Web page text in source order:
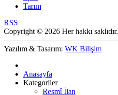
Tarım
RSS
Copyright © 2026 Her hakkı saklıdır.
Yazılım & Tasarım: WK Bilişim
Anasayfa
Kategoriler
Resmî İlan